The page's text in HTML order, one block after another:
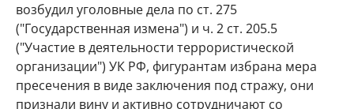
возбудил уголовные дела по ст. 275
("Государственная измена") и ч. 2 ст. 205.5
("Участие в деятельности террористической
организации") УК РФ, фигурантам избрана мера
пресечения в виде заключения под стражу, они
признали вину и активно сотрудничают со